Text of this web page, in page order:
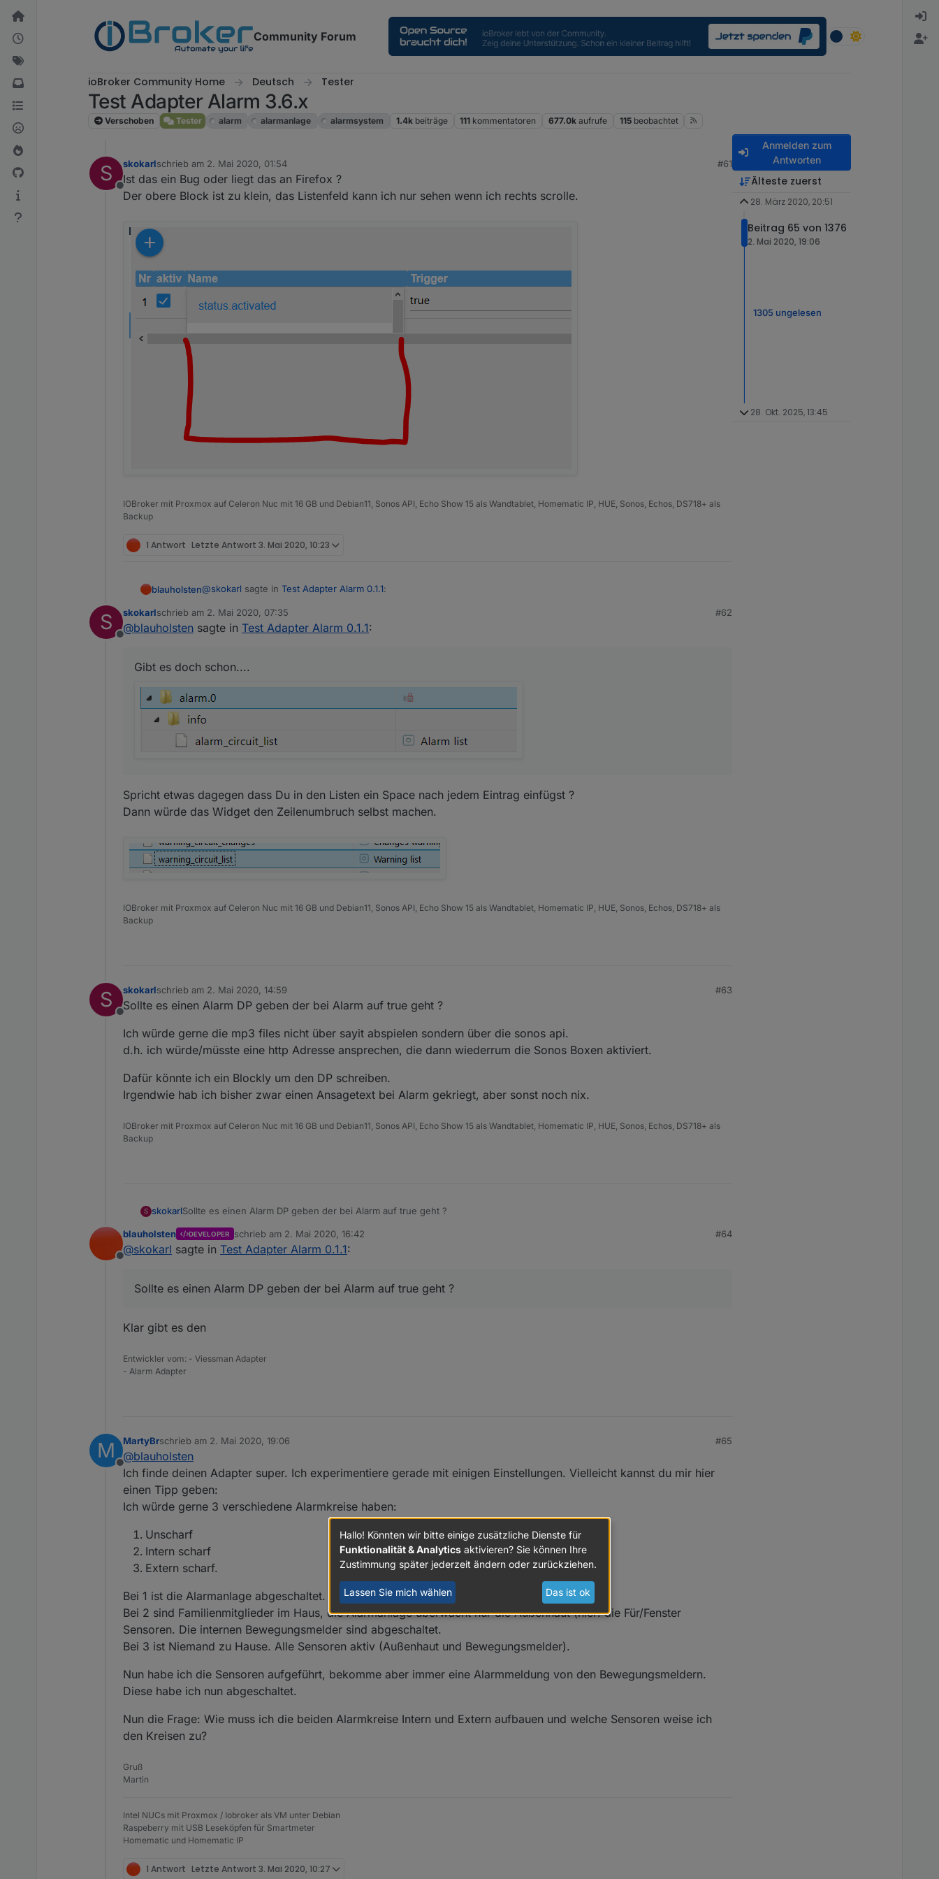
Weiter zum Inhalt
Community Forum
ioBroker Community Home Deutsch Tester
Test Adapter Alarm 3.6.x
Verschoben Tester alarm alarmanlage alarmsystem 1.4k beiträge 111 kommentatoren 677.0k aufrufe 115 beobachtet
S
Offline
skokarlschrieb am 2. Mai 2020, 01:54
zuletzt editiert von
#61
Ist das ein Bug oder liegt das an Firefox ?
Der obere Block ist zu klein, das Listenfeld kann ich nur sehen wenn ich rechts scrolle.
IOBroker mit Proxmox auf Celeron Nuc mit 16 GB und Debian11, Sonos API, Echo Show 15 als Wandtablet, Homematic IP, HUE, Sonos, Echos, DS718+ als
Backup
1 Antwort Letzte Antwort 3. Mai 2020, 10:23
blauholsten@skokarl sagte in Test Adapter Alarm 0.1.1:
@blauholstensagte in Test Adapter Alarm 0.1.1
Natürlich darf man das, eher im Gegenteil, ist erwünscht. Allerdings kann ich nicht versprechen, alles
Wunsch 1
Das erste was ich mir wünsche würde, wäre eine Liste aller aktueller angesprochener Aktoren, in welcher Form
Wenn ich mal ne Idee habe, die zu aufwendig ist, verzeih es mir einfach und vergiss es.
S
Offline
skokarlschrieb am 2. Mai 2020, 07:35
zuletzt editiert von
#62
@blauholsten sagte in Test Adapter Alarm 0.1.1:
Gibt es doch schon....
Spricht etwas dagegen dass Du in den Listen ein Space nach jedem Eintrag einfügst ?
Dann würde das Widget den Zeilenumbruch selbst machen.
IOBroker mit Proxmox auf Celeron Nuc mit 16 GB und Debian11, Sonos API, Echo Show 15 als Wandtablet, Homematic IP, HUE, Sonos, Echos, DS718+ als
Backup
S
Offline
skokarlschrieb am 2. Mai 2020, 14:59
zuletzt editiert von
#63
Sollte es einen Alarm DP geben der bei Alarm auf true geht ?
Ich würde gerne die mp3 files nicht über sayit abspielen sondern über die sonos api.
d.h. ich würde/müsste eine http Adresse ansprechen, die dann wiederrum die Sonos Boxen aktiviert.
Dafür könnte ich ein Blockly um den DP schreiben.
Irgendwie hab ich bisher zwar einen Ansagetext bei Alarm gekriegt, aber sonst noch nix.
IOBroker mit Proxmox auf Celeron Nuc mit 16 GB und Debian11, Sonos API, Echo Show 15 als Wandtablet, Homematic IP, HUE, Sonos, Echos, DS718+ als
Backup
S skokarlSollte es einen Alarm DP geben der bei Alarm auf true geht ?
Ich würde gerne die mp3 files nicht über sayit abspielen sondern über die sonos api.
d.h. ich würde/müsste eine http Adresse ansprechen, die dann wiederrum die Sonos Boxen aktiviert.
Offline
blauholsten DEVELOPER schrieb am 2. Mai 2020, 16:42
zuletzt editiert von
#64
@skokarl sagte in Test Adapter Alarm 0.1.1:
Sollte es einen Alarm DP geben der bei Alarm auf true geht ?
Klar gibt es den
Entwickler vom: - Viessman Adapter
- Alarm Adapter
M
Offline
MartyBrschrieb am 2. Mai 2020, 19:06
zuletzt editiert von
#65
@blauholsten
Ich finde deinen Adapter super. Ich experimentiere gerade mit einigen Einstellungen. Vielleicht kannst du mir hier
einen Tipp geben:
Ich würde gerne 3 verschiedene Alarmkreise haben:
Unscharf
Intern scharf
Extern scharf.
Bei 1 ist die Alarmanlage abgeschaltet.
Bei 2 sind Familienmitglieder im Haus, die Alarmanlage überwacht nur die Außenhaut (hier: die Für/Fenster
Sensoren. Die internen Bewegungsmelder sind abgeschaltet.
Bei 3 ist Niemand zu Hause. Alle Sensoren aktiv (Außenhaut und Bewegungsmelder).
Nun habe ich die Sensoren aufgeführt, bekomme aber immer eine Alarmmeldung von den Bewegungsmeldern.
Diese habe ich nun abgeschaltet.
Nun die Frage: Wie muss ich die beiden Alarmkreise Intern und Extern aufbauen und welche Sensoren weise ich
den Kreisen zu?
Gruß
Martin
Intel NUCs mit Proxmox / Iobroker als VM unter Debian
Raspeberry mit USB Leseköpfen für Smartmeter
Homematic und Homematic IP
1 Antwort Letzte Antwort 3. Mai 2020, 10:27
Anmelden zum
Antworten
Älteste zuerst
28. März 2020, 20:51
Beitrag 65 von 1376
2. Mai 2020, 19:06
1305 ungelesen
28. Okt. 2025, 13:45
Hallo! Könnten wir bitte einige zusätzliche Dienste für
Funktionalität & Analytics aktivieren? Sie können Ihre
Zustimmung später jederzeit ändern oder zurückziehen.
Lassen Sie mich wählen Das ist ok